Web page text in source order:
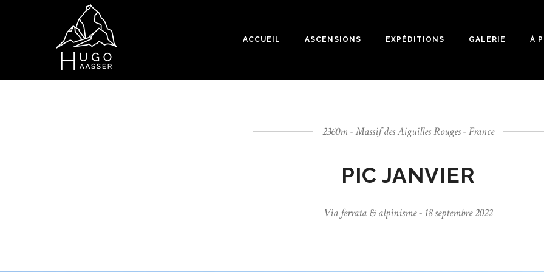
ACCUEIL ASCENSIONS EXPÉDITIONS GALERIE À
2360m - Massif des Aiguilles Rouges - France
PIC JANVIER
Via ferrata & alpinisme - 18 septembre 2022